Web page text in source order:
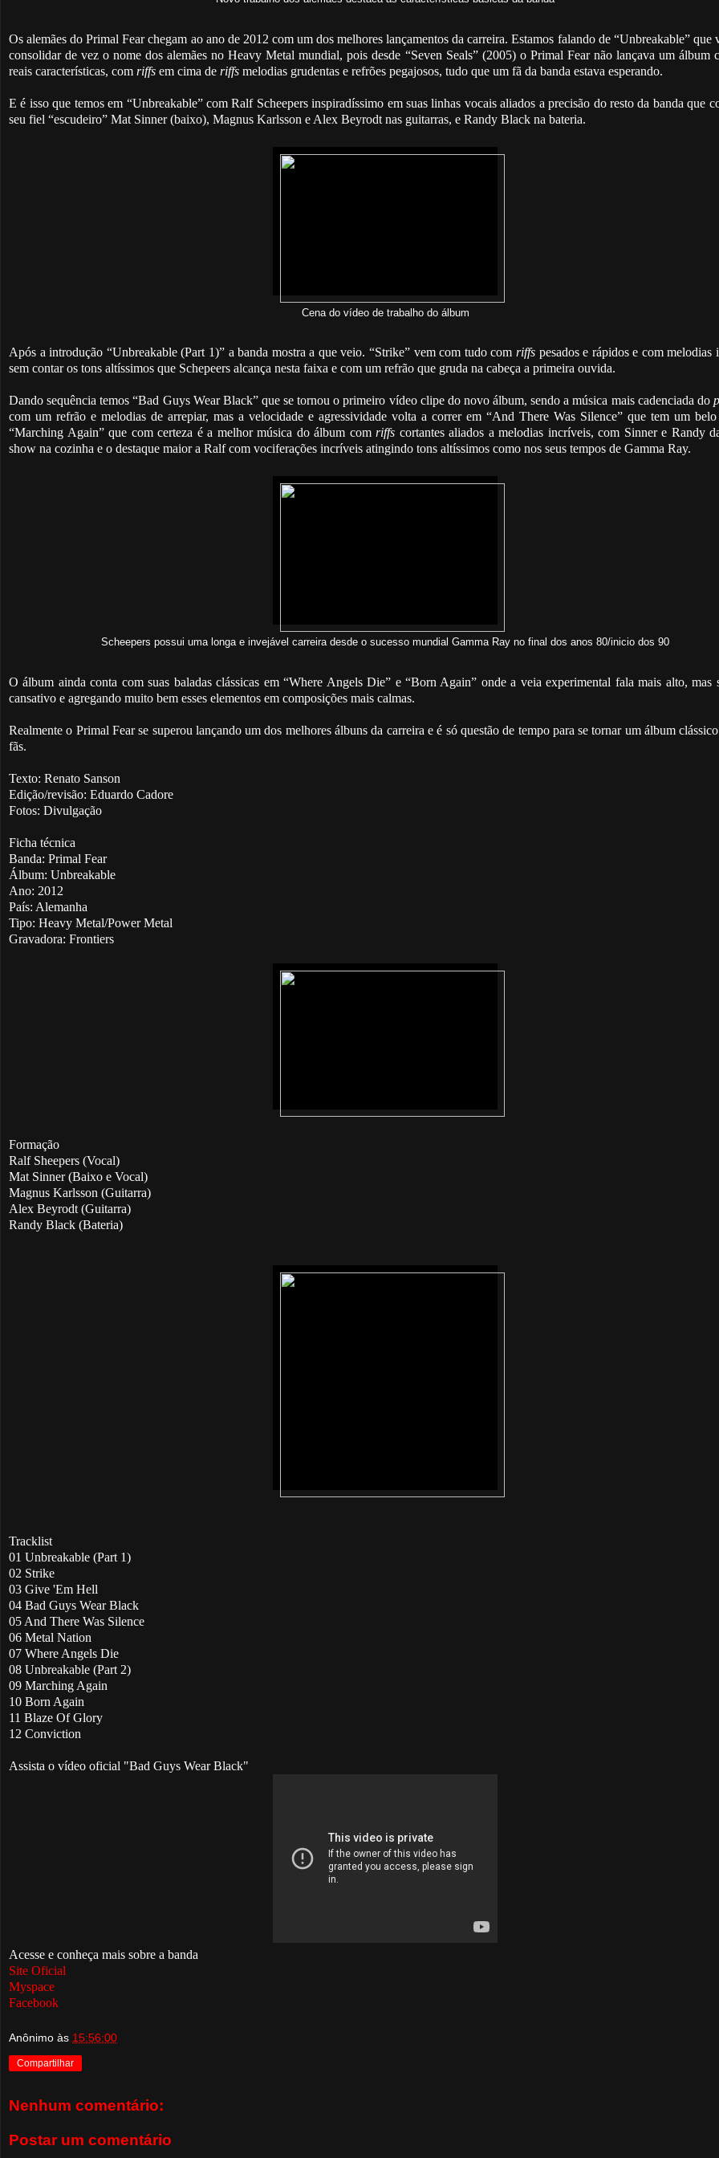
Os alemães do Primal Fear chegam ao ano de 2012 com um dos melhores lançamentos da carreira. Estamos falando de “Unbreakable” que
consolidar de vez o nome dos alemães no Heavy Metal mundial, pois desde “Seven Seals” (2005) o Primal Fear não lançava um álbum
reais características, com riffs em cima de riffs melodias grudentas e refrões pegajosos, tudo que um fã da banda estava esperando.
E é isso que temos em “Unbreakable” com Ralf Scheepers inspiradíssimo em suas linhas vocais aliados a precisão do resto da banda que
seu fiel “escudeiro” Mat Sinner (baixo), Magnus Karlsson e Alex Beyrodt nas guitarras, e Randy Black na bateria.
Cena do vídeo de trabalho do álbum
Após a introdução “Unbreakable (Part 1)” a banda mostra a que veio. “Strike” vem com tudo com riffspesados e rápidos e com melodias
sem contar os tons altíssimos que Schepeers alcança nesta faixa e com um refrão que gruda na cabeça a primeira ouvida.
Dando sequência temos “Bad Guys Wear Black” que se tornou o primeiro vídeo clipe do novo álbum, sendo a música mais cadenciada do
com um refrão e melodias de arrepiar, mas a velocidade e agressividade volta a correr em “And There Was Silence” que tem um
“Marching Again” que com certeza é a melhor música do álbum comriffs cortantes aliados a melodias incríveis, com Sinner e Randy
show na cozinha e o destaque maior a Ralf com vociferações incríveis atingindo tons altíssimos como nos seus tempos de Gamma Ray.
Scheepers possui uma longa e invejável carreira desde o sucesso mundial Gamma Ray no final dos anos 80/inicio dos 90
O álbum ainda conta com suas baladas clássicas em “Where Angels Die” e “Born Again” onde a veia experimental fala mais alto, mas
cansativo e agregando muito bem esses elementos em composições mais calmas.
Realmente o Primal Fear se superou lançando um dos melhores álbuns da carreira e é só questão de tempo para se tornar um álbum
fãs.
Texto: Renato Sanson
Edição/revisão: Eduardo Cadore
Fotos: Divulgação
Ficha técnica
Banda: Primal Fear
Álbum: Unbreakable
Ano: 2012
País: Alemanha
Tipo: Heavy Metal/Power Metal
Gravadora: Frontiers
Formação
Ralf Sheepers (Vocal)
Mat Sinner (Baixo e Vocal)
Magnus Karlsson (Guitarra)
Alex Beyrodt (Guitarra)
Randy Black (Bateria)
Tracklist
01 Unbreakable (Part 1)
02 Strike
03 Give 'Em Hell
04 Bad Guys Wear Black
05 And There Was Silence
06 Metal Nation
07 Where Angels Die
08 Unbreakable (Part 2)
09 Marching Again
10 Born Again
11 Blaze Of Glory
12 Conviction
Assista o vídeo oficial "Bad Guys Wear Black"
Acesse e conheça mais sobre a banda
Site Oficial
Myspace
Facebook
Anônimo às 15:56:00
Compartilhar
Nenhum comentário:
Postar um comentário